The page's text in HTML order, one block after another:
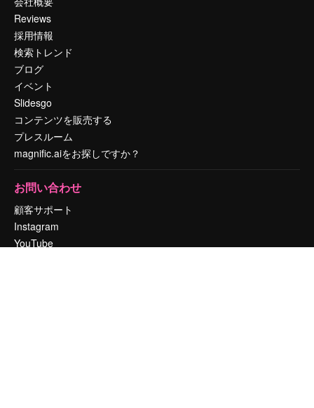
Reviews
採用情報
検索トレンド
ブログ
イベント
Slidesgo
コンテンツを販売する
プレスルーム
magnific.aiをお探しですか？
お問い合わせ
顧客サポート
Instagram
YouTube